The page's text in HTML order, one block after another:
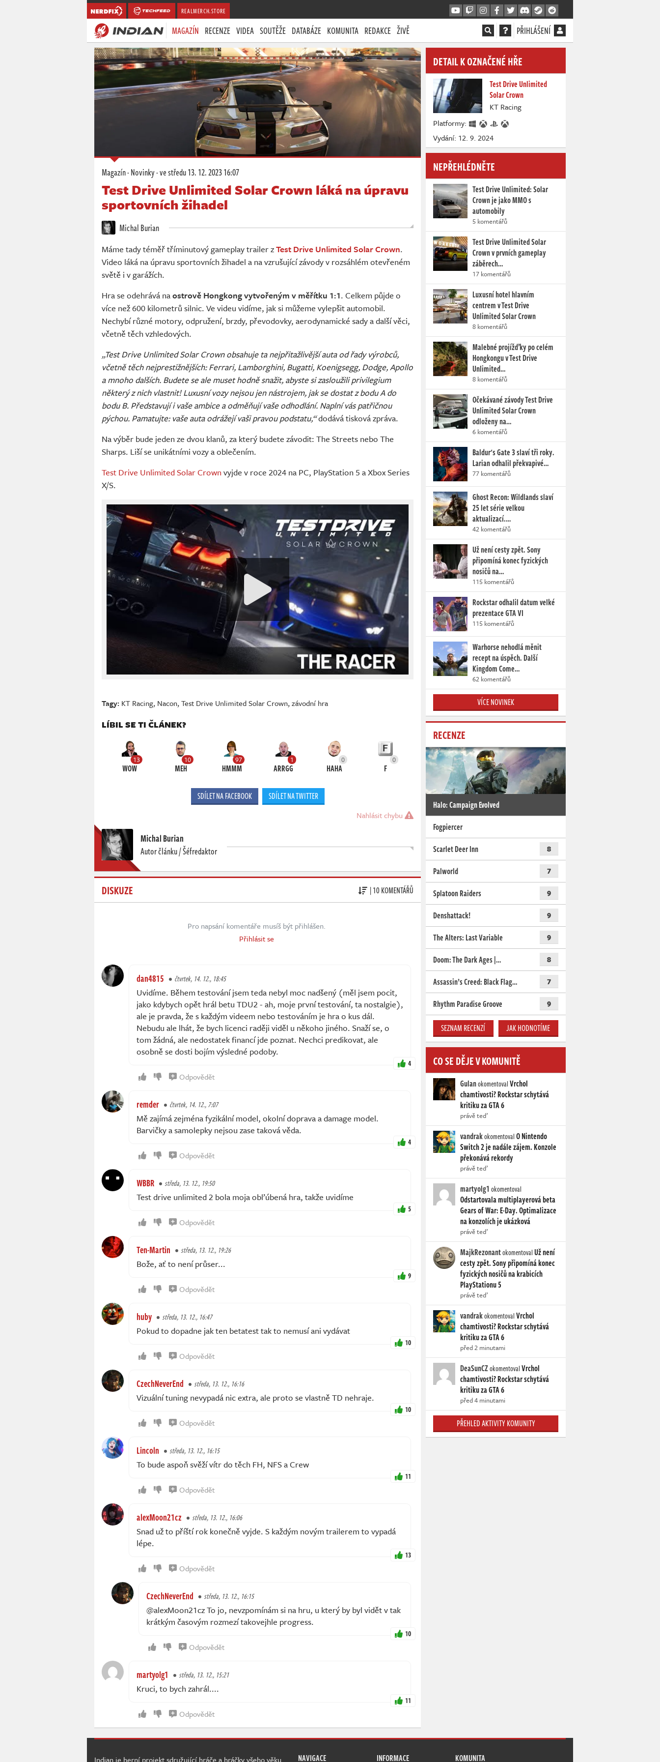
REALMERCH.STORE
MAGAZÍN RECENZE VIDEA SOUTĚŽE DATABÁZE KOMUNITA REDAKCE ŽIVĚ PŘIHLÁŠENÍ
Magazín·Novinky·ve středu13. 12. 2023 16:07
Test Drive Unlimited Solar Crown láká na úpravu
sportovních žihadel
Michal Burian
Máme tady téměř tříminutový gameplay trailer zTest Drive Unlimited Solar Crown.
Video láká na úpravu sportovních žihadel a na vzrušující závody v rozsáhlém otevřeném
světě i v garážích.
Hra se odehrává naostrově Hongkong vytvořeným v měřítku 1:1. Celkem půjde o
více než 600 kilometrů silnic. Ve videu vidíme, jak si můžeme vylepšit automobil.
Nechybí různé motory, odpružení, brzdy, převodovky, aerodynamické sady a další věci,
včetně těch vzhledových.
„Test Drive Unlimited Solar Crown obsahuje ta nejpřitažlivější auta od řady výrobců,
včetně těch nejprestižnějších: Ferrari, Lamborghini, Bugatti, Koenigsegg, Dodge, Apollo
a mnoho dalších. Budete se ale muset hodně snažit, abyste si zasloužili privilegium
některý z nich vlastnit! Luxusní vozy nejsou jen nástrojem, jak se dostat z bodu A do
bodu B. Představují i vaše ambice a odměňují vaše odhodlání. Naplní vás patřičnou
pýchou. Pamatujte: vaše auta odrážejí vaši pravou podstatu,“dodává tisková zpráva.
Na výběr bude jeden ze dvou klanů, za který budete závodit: The Streets nebo The
Sharps. Liší se unikátními vozy a oblečením.
Test Drive Unlimited Solar Crown vyjde v roce 2024 na PC, PlayStation 5 a Xbox Series
X/S.
Tagy: KT Racing, Nacon,Test Drive Unlimited Solar Crown,závodní hra
LÍBIL SE TI ČLÁNEK?
13
WOW
10
MEH
97
HMMM
1
ARRGG
0
HAHA
0
F
SDÍLET NA FACEBOOK SDÍLET NA TWITTER
Nahlásit chybu
Michal Burian
Autor článku / Šéfredaktor
DISKUZE | 10 KOMENTÁŘŮ
Pro napsání komentáře musíš být přihlášen.
Přihlásit se
dan4815 čtvrtek, 14. 12., 18:45
Uvidíme. Během testování jsem teda nebyl moc nadšený (měl jsem pocit,
jako kdybych opět hrál betu TDU2 - ah, moje první testování, ta nostalgie),
ale je pravda, že s každým videem nebo testováním je hra o kus dál.
Nebudu ale lhát, že bych licenci raději viděl u někoho jiného. Snaží se, o
tom žádná, ale nedostatek financí jde poznat. Nechci predikovat, ale
osobně se dosti bojím výsledné podoby.
4
Odpovědět
remder čtvrtek, 14. 12., 7:07
Mě zajímá zejména fyzikální model, okolní doprava a damage model.
Barvičky a samolepky nejsou zase taková věda.
4
Odpovědět
WBBR středa, 13. 12., 19:50
Test drive unlimited 2 bola moja obľúbená hra, takže uvidíme
5
Odpovědět
Ten-Martin středa, 13. 12., 19:26
Bože, ať to není průser...
9
Odpovědět
huby středa, 13. 12., 16:47
Pokud to dopadne jak ten betatest tak to nemusí ani vydávat
10
Odpovědět
CzechNeverEnd středa, 13. 12., 16:16
Vizuální tuning nevypadá nic extra, ale proto se vlastně TD nehraje.
10
Odpovědět
Lincoln středa, 13. 12., 16:15
To bude aspoň svěží vítr do těch FH, NFS a Crew
11
Odpovědět
alexMoon21cz středa, 13. 12., 16:06
Snad už to příští rok konečně vyjde. S každým novým trailerem to vypadá
lépe.
13
Odpovědět
CzechNeverEnd středa, 13. 12., 16:15
@alexMoon21cz To jo, nevzpomínám si na hru, u který by byl vidět v tak
krátkým časovým rozmezí takovejhle progress.
10
Odpovědět
martyolg1 středa, 13. 12., 15:21
Kruci, to bych zahrál....
11
Odpovědět
DETAIL K OZNAČENÉ HŘE
Test Drive Unlimited
Solar Crown
KT Racing
Platformy:
Vydání: 12. 9. 2024
NEPŘEHLÉDNĚTE
Test Drive Unlimited: Solar
Crown je jako MMO s
automobily
5 komentářů
Test Drive Unlimited Solar
Crown v prvních gameplay
záběrech…
17 komentářů
Luxusní hotel hlavním
centrem v Test Drive
Unlimited Solar Crown
8 komentářů
Malebné projížďky po celém
Hongkongu v Test Drive
Unlimited…
8 komentářů
Očekávané závody Test Drive
Unlimited Solar Crown
odloženy na…
6 komentářů
Baldur's Gate 3 slaví tři roky.
Larian odhalil překvapivé…
77 komentářů
Ghost Recon: Wildlands slaví
25 let série velkou
aktualizací.…
42 komentářů
Už není cesty zpět. Sony
připomíná konec fyzických
nosičů na…
115 komentářů
Rockstar odhalil datum velké
prezentace GTA VI
115 komentářů
Warhorse nehodlá měnit
recept na úspěch. Další
Kingdom Come…
62 komentářů
VÍCE NOVINEK
RECENZE
Halo: Campaign Evolved
Fogpiercer
Scarlet Deer Inn
8
Palworld 7
Splatoon Raiders 9
Denshattack! 9
The Alters: Last Variable 9
Doom: The Dark Ages |… 8
Assassin’s Creed: Black Flag… 7
Rhythm Paradise Groove 9
SEZNAM RECENZÍ JAK HODNOTÍME
CO SE DĚJE V KOMUNITĚ
GulanokomentovalVrchol
chamtivosti? Rockstar schytává
kritiku za GTA 6
právě teď
vandrakokomentovalO Nintendo
Switch 2 je nadále zájem. Konzole
překonává rekordy
právě teď
martyolg1 okomentoval
Odstartovala multiplayerová beta
Gears of War: E-Day. Optimalizace
na konzolích je ukázková
právě teď
MajkRezonantokomentovalUž není
cesty zpět. Sony připomíná konec
fyzických nosičů na krabicích
PlayStationu 5
právě teď
vandrakokomentovalVrchol
chamtivosti? Rockstar schytává
kritiku za GTA 6
před 2 minutami
DeaSunCZokomentovalVrchol
chamtivosti? Rockstar schytává
kritiku za GTA 6
před 4 minutami
PŘEHLED AKTIVITY KOMUNITY
NAVIGACE INFORMACE KOMUNITA
Indian je herní projekt sdružující hráče a hráčky všeho věku